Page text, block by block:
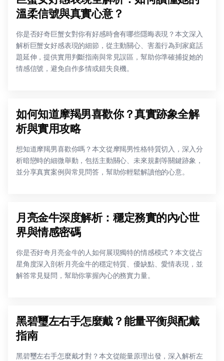
溫柔信號與真實心意？
你是否好奇巨蟹女對你有好感時會有哪些隱晦表現？本文深入
解析巨蟹女好感表現的細節，從主動關心、害羞行為到家庭話
題延伸，提供實用判斷指南與常見誤區，幫助你準確捕捉她的
情感信號，避免自作多情或錯失良機。
如何知道摩羯男喜歡你？真實跡象全解
析與實用攻略
想知道摩羯男喜歡你嗎？本文從摩羯男性格特質切入，深入分
析暗戀時的細微舉動，包括主動關心、未來規劃等關鍵跡象，
並分享真實案例與常見問答，幫助你輕鬆解讀他的心意。
月亮金牛深度解析：穩定務實的內心世
界與情感密碼
你是否好奇月亮金牛的人如何展現獨特的情感模式？本文從占
星角度深入剖析月亮金牛的穩定特質、優缺點、愛情表現，並
解答常見疑問，幫助你掌握內心的務實力量。
黑碧璽左右手怎麼戴？能量平衡與配戴
指南
黑碧璽左右手怎麼戴才對？本文從能量原理出發，深入解析左